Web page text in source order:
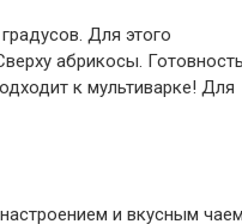
Для этого
абрикосы. Готовность
к мультиварке! Для
и вкусным